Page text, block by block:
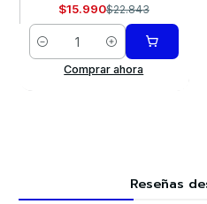
$15.990$22.843
Cantidad
Comprar ahora
Reseñas